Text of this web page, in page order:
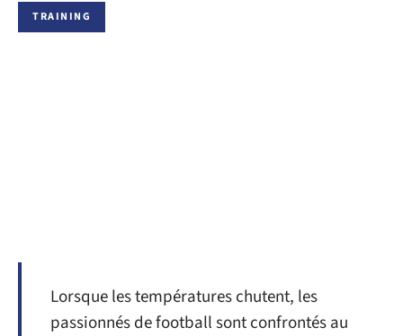
TRAINING
Lorsque les températures chutent, les
passionnés de football sont confrontés au